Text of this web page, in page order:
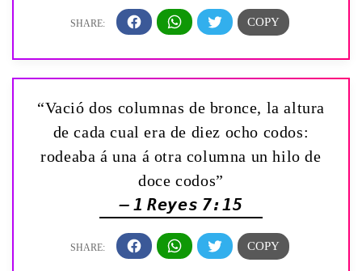
“Vació dos columnas de bronce, la altura
de cada cual era de diez ocho codos:
rodeaba á una á otra columna un hilo de
doce codos”
— 1 Reyes 7:15